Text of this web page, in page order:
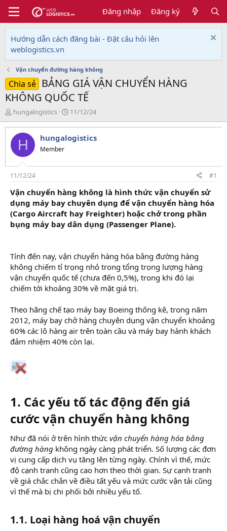
Đăng nhập Đăng ký
Hướng dẫn cách đăng bài - Đặt câu hỏi lên
weblogistics.vn
Vận chuyển đường hàng không
Chia sẻ
BẢNG GIÁ VẬN CHUYỂN HÀNG
KHÔNG QUỐC TẾ
T
h
r
e
d
s
t
a
r
t
e
r
hungalogistics
N
g
à
y
i
11/12/24
H hungalogistics
Member
11/12/24 #1
Vận chuyển hàng không là hình thức vận chuyển sử
dụng máy bay chuyên dụng để vận chuyển hàng hóa
(Cargo Aircraft hay Freighter) hoặc chở trong phần
bụng máy bay dân dụng (Passenger Plane).
Tính đến nay, vận chuyển hàng hóa bằng đường hàng
không chiếm tỉ trọng nhỏ trong tổng trọng lượng hàng
vận chuyển quốc tế (chưa đến 0,5%), trong khi đó lại
chiếm tới khoảng 30% về mặt giá trị.
Theo hãng chế tạo máy bay Boeing thống kê, trong năm
2012, máy bay chở hàng chuyên dụng vận chuyển khoảng
60% các lô hàng air trên toàn cầu và máy bay hành khách
đảm nhiệm 40% còn lại.
1. Các yếu tố tác động đến giá
cước vận chuyển hàng không
Như đã nói ở trên hình thức vận chuyển hàng hóa bằng
đường hàng không ngày càng phát triển. Số lượng các đơn
vị cung cấp dịch vụ tăng lên từng ngày. Chính vì thế, mức
độ cạnh tranh cũng cao hơn theo thời gian. Sự cạnh tranh
về giá chắc chắn về điều tất yếu và mức cước vận tải cũng
vì thế mà bị chi phối bởi nhiều yếu tố.
1.1. Loại hàng hoá vận chuyển